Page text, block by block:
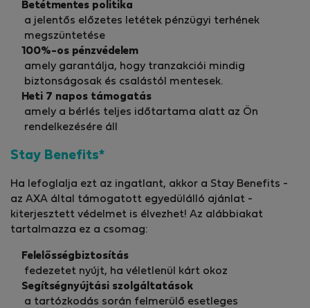
Betétmentes politika
a jelentős előzetes letétek pénzügyi terhének
megszüntetése
100%-os pénzvédelem
amely garantálja, hogy tranzakciói mindig
biztonságosak és csalástól mentesek.
Heti 7 napos támogatás
amely a bérlés teljes időtartama alatt az Ön
rendelkezésére áll
Stay Benefits*
Ha lefoglalja ezt az ingatlant, akkor a Stay Benefits -
az AXA által támogatott egyedülálló ajánlat -
kiterjesztett védelmet is élvezhet! Az alábbiakat
tartalmazza ez a csomag:
Felelősségbiztosítás
fedezetet nyújt, ha véletlenül kárt okoz
Segítségnyújtási szolgáltatások
a tartózkodás során felmerülő esetleges